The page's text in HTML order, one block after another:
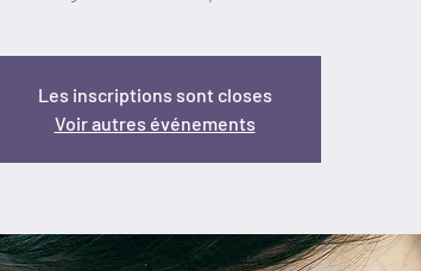
Les inscriptions sont closes
Voir autres événements